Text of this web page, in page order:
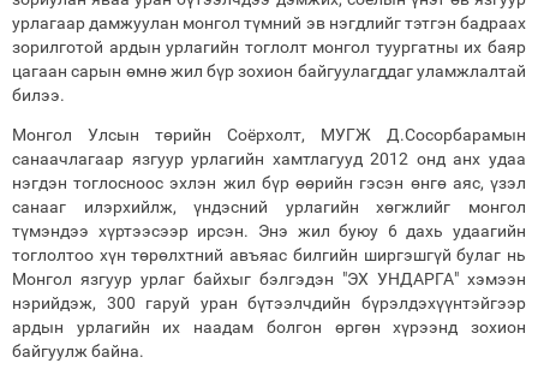
урлагаар дамжуулан монгол түмний эв нэгдлийг тэтгэн бадраах
зорилготой ардын урлагийн тоглолт монгол туургатны их баяр
цагаан сарын өмнө жил бүр зохион байгуулагддаг уламжлалтай
билээ.
Монгол Улсын төрийн Соёрхолт, МУГЖ Д.Сосорбарамын
санаачлагаар язгуур урлагийн хамтлагууд 2012 онд анх удаа
нэгдэн тоглосноос эхлэн жил бүр өөрийн гэсэн өнгө аяс, үзэл
санааг илэрхийлж, үндэсний урлагийн хөгжлийг монгол
түмэндээ хүртээсээр ирсэн. Энэ жил буюу 6 дахь удаагийн
тоглолтоо хүн төрөлхтний авъяас билгийн ширгэшгүй булаг нь
Монгол язгуур урлаг байхыг бэлгэдэн "ЭХ УНДАРГА" хэмээн
нэрийдэж, 300 гаруй уран бүтээлчдийн бүрэлдэхүүнтэйгээр
ардын урлагийн их наадам болгон өргөн хүрээнд зохион
байгуулж байна.